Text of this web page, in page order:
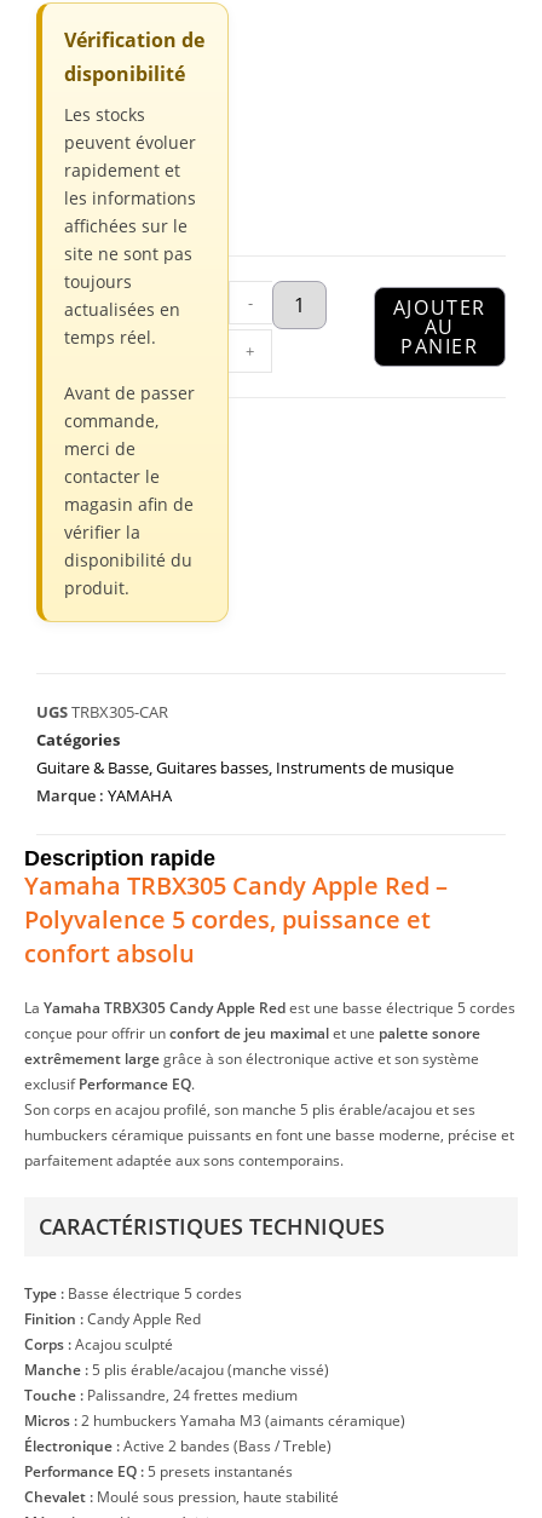
Vérification de
disponibilité
Les stocks
peuvent évoluer
rapidement et
les informations
affichées sur le
site ne sont pas
toujours
actualisées en
temps réel.
Avant de passer
commande,
merci de
contacter le
magasin afin de
vérifier la
disponibilité du
produit.
-
+
AJOUTER
AU
PANIER
UGSTRBX305-CAR
Catégories
Guitare & Basse,Guitares basses, Instruments de musique
Marque : YAMAHA
Description rapide
Yamaha TRBX305 Candy Apple Red –
Polyvalence 5 cordes, puissance et
confort absolu
La Yamaha TRBX305 Candy Apple Redest une basse électrique 5 cordes
conçue pour offrir unconfort de jeu maximalet une palette sonore
extrêmement largegrâce à son électronique active et son système
exclusifPerformance EQ.
Son corps en acajou profilé, son manche 5 plis érable/acajou et ses
humbuckers céramique puissants en font une basse moderne, précise et
parfaitement adaptée aux sons contemporains.
CARACTÉRISTIQUES TECHNIQUES
Type : Basse électrique 5 cordes
Finition :Candy Apple Red
Corps :Acajou sculpté
Manche : 5 plis érable/acajou (manche vissé)
Touche : Palissandre, 24 frettes medium
Micros :2 humbuckers Yamaha M3 (aimants céramique)
Électronique :Active 2 bandes (Bass / Treble)
Performance EQ : 5 presets instantanés
Chevalet : Moulé sous pression, haute stabilité